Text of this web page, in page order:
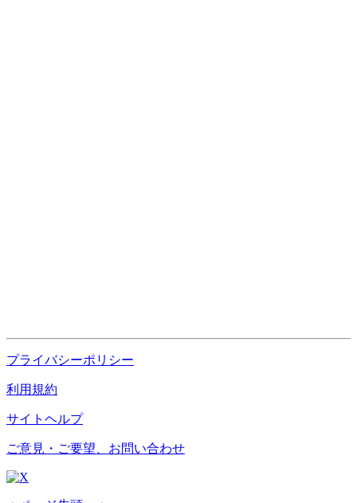
プライバシーポリシー
利用規約
サイトヘルプ
ご意見・ご要望、お問い合わせ